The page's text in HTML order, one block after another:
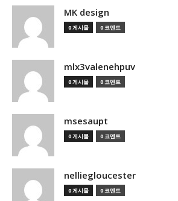
MK design
0 게시물 0 코멘트
mlx3valenehpuv
0 게시물 0 코멘트
msesaupt
0 게시물 0 코멘트
nelliegloucester
0 게시물 0 코멘트